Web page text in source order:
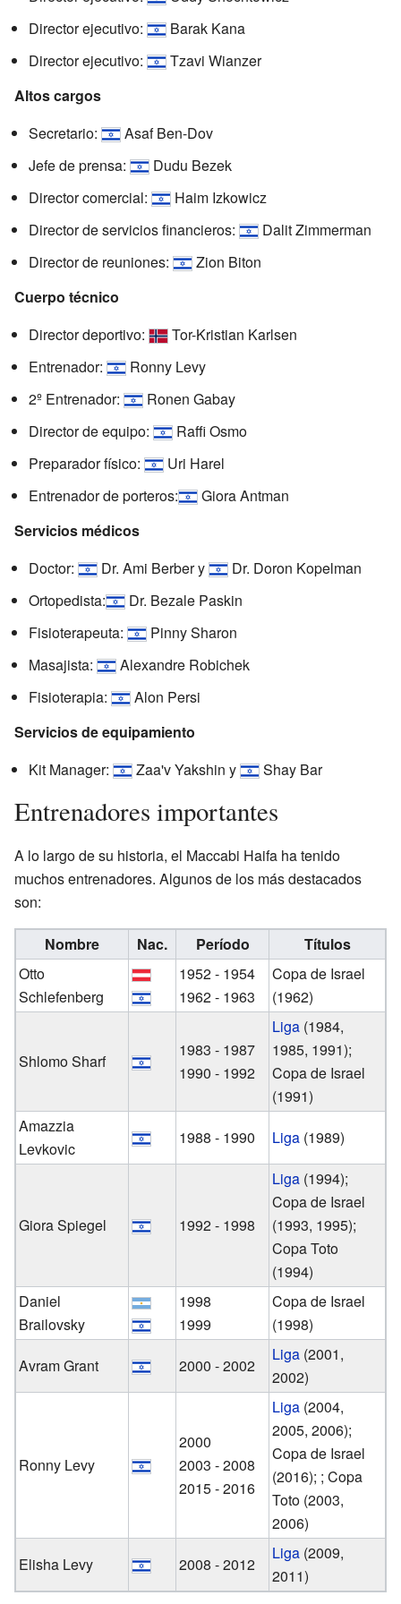
Director ejecutivo:
Barak Kana
Director ejecutivo:
Tzavi Wianzer
Altos cargos
Secretario:
Asaf Ben-Dov
Jefe de prensa:
Dudu Bezek
Director comercial:
Haim Izkowicz
Director de servicios financieros:
Dalit Zimmerman
Director de reuniones:
Zion Biton
Cuerpo técnico
Director deportivo:
Tor-Kristian Karlsen
Entrenador:
Ronny Levy
2º Entrenador:
Ronen Gabay
Director de equipo:
Raffi Osmo
Preparador físico:
Uri Harel
Entrenador de porteros:
Giora Antman
Servicios médicos
Doctor:
Dr. Ami Berber y
Dr. Doron Kopelman
Ortopedista:
Dr. Bezale Paskin
Fisioterapeuta:
Pinny Sharon
Masajista:
Alexandre Robichek
Fisioterapia:
Alon Persi
Servicios de equipamiento
Kit Manager:
Zaa'v Yakshin y Shay Bar
Entrenadores importantes
A lo largo de su historia, el Maccabi Haifa ha tenido
muchos entrenadores. Algunos de los más destacados
son:
Nombre Nac. Período
Títulos
Otto
Schlefenberg
1952 - 1954
1962 - 1963
Copa de Israel
(1962)
Shlomo Sharf
1983 - 1987
1990 - 1992
Liga (1984,
1985, 1991);
Copa de Israel
(1991)
Amazzia
Levkovic
1988 - 1990 Liga (1989)
Giora Spiegel 1992 - 1998
Liga (1994);
Copa de Israel
(1993, 1995);
Copa Toto
(1994)
Daniel
Brailovsky
1998
1999
Copa de Israel
(1998)
Avram Grant
2000 - 2002
Liga (2001,
2002)
Ronny Levy
2000
2003 - 2008
2015 - 2016
Liga (2004,
2005, 2006);
Copa de Israel
(2016); ; Copa
Toto (2003,
2006)
Elisha Levy
2008 - 2012
Liga (2009,
2011)